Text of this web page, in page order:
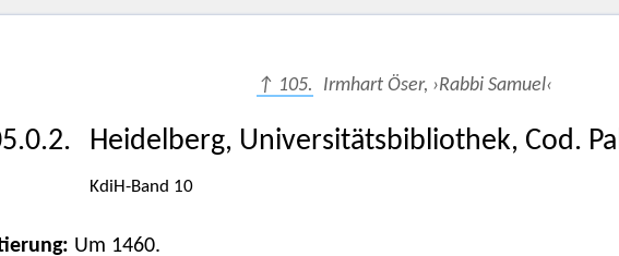
↑ 105. Irmhart Öser, ›Rabbi Samuel‹
Heidelberg, Universitätsbibliothek, Cod.
KdiH-Band 10
Um 1460.